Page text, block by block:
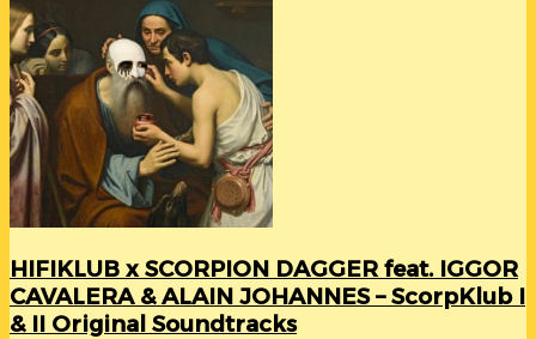
HIFIKLUB x SCORPION DAGGER feat. IGGOR
CAVALERA & ALAIN JOHANNES – ScorpKlub I
& II Original Soundtracks